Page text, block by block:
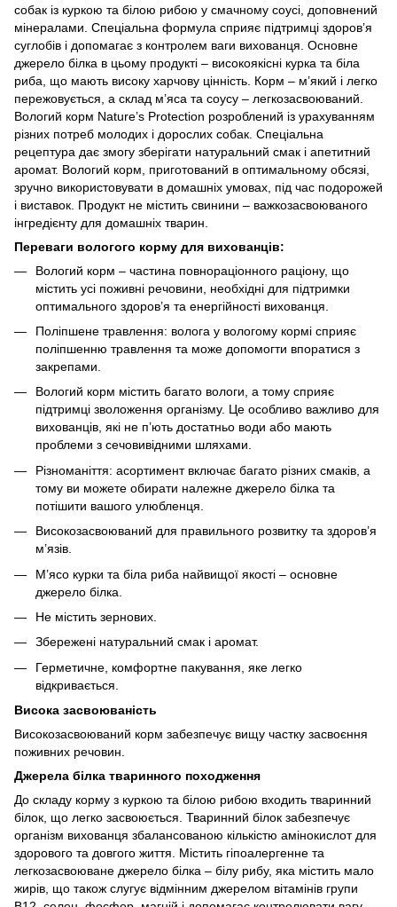
собак із куркою та білою рибою у смачному соусі, доповнений
мінералами. Спеціальна формула сприяє підтримці здоров’я
суглобів і допомагає з контролем ваги вихованця. Основне
джерело білка в цьому продукті – високоякісні курка та біла
риба, що мають високу харчову цінність. Корм – м’який і легко
пережовується, а склад м’яса та соусу – легкозасвоюваний.
Вологий корм Nature’s Protection розроблений із урахуванням
різних потреб молодих і дорослих собак. Спеціальна
рецептура дає змогу зберігати натуральний смак і апетитний
аромат. Вологий корм, приготований в оптимальному обсязі,
зручно використовувати в домашніх умовах, під час подорожей
і виставок. Продукт не містить свинини – важкозасвоюваного
інгредієнту для домашніх тварин.
Переваги вологого корму для вихованців:
Вологий корм – частина повнораціонного раціону, що
містить усі поживні речовини, необхідні для підтримки
оптимального здоров’я та енергійності вихованця.
Поліпшене травлення: волога у вологому кормі сприяє
поліпшенню травлення та може допомогти впоратися з
закрепами.
Вологий корм містить багато вологи, а тому сприяє
підтримці зволоження організму. Це особливо важливо для
вихованців, які не п’ють достатньо води або мають
проблеми з сечовивідними шляхами.
Різноманіття: асортимент включає багато різних смаків, а
тому ви можете обирати належне джерело білка та
потішити вашого улюбленця.
Високозасвоюваний для правильного розвитку та здоров’я
м’язів.
М’ясо курки та біла риба найвищої якості – основне
джерело білка.
Не містить зернових.
Збережені натуральний смак і аромат.
Герметичне, комфортне пакування, яке легко
відкривається.
Висока засвоюваність
Високозасвоюваний корм забезпечує вищу частку засвоєння
поживних речовин.
Джерела білка тваринного походження
До складу корму з куркою та білою рибою входить тваринний
білок, що легко засвоюється. Тваринний білок забезпечує
організм вихованця збалансованою кількістю амінокислот для
здорового та довгого життя. Містить гіпоалергенне та
легкозасвоюване джерело білка – білу рибу, яка містить мало
жирів, що також слугує відмінним джерелом вітамінів групи